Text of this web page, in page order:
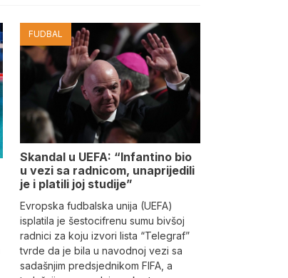
FUDBAL
Skandal u UEFA: “Infantino bio
u vezi sa radnicom, unaprijedili
je i platili joj studije”
Evropska fudbalska unija (UEFA)
isplatila je šestocifrenu sumu bivšoj
radnici za koju izvori lista “Telegraf”
tvrde da je bila u navodnoj vezi sa
sadašnjim predsjednikom FIFA, a